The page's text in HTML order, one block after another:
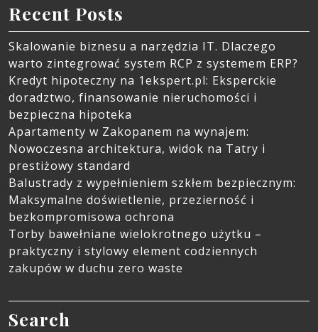
Recent Posts
Skalowanie biznesu a narzędzia IT. Dlaczego
warto zintegrować system RCP z systemem ERP?
Kredyt hipoteczny na 1ekspert.pl: Eksperckie
doradztwo, finansowanie nieruchomości i
bezpieczna hipoteka
Apartamenty w Zakopanem na wynajem:
Nowoczesna architektura, widok na Tatry i
prestiżowy standard
Balustrady z wypełnieniem szkłem bezpiecznym:
Maksymalne doświetlenie, przezierność i
bezkompromisowa ochrona
Torby bawełniane wielokrotnego użytku –
praktyczny i stylowy element codziennych
zakupów w duchu zero waste
Search